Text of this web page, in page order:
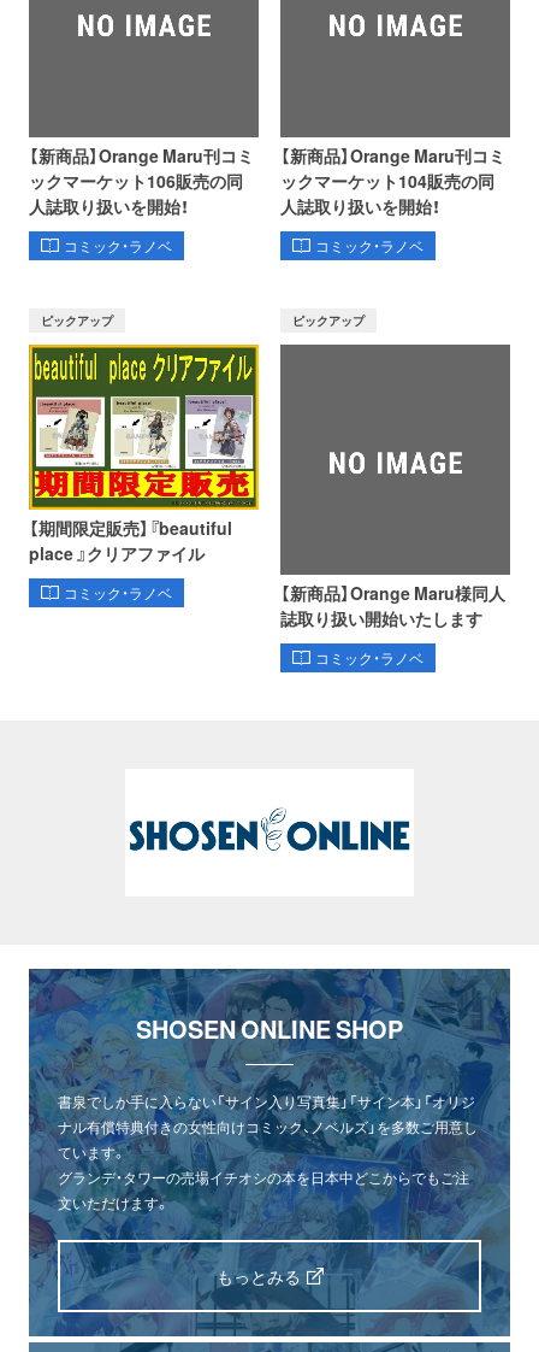
【新商品】Orange Maru刊コミ
ックマーケット106販売の同
人誌取り扱いを開始！
コミック・ラノベ
【新商品】Orange Maru刊コミ
ックマーケット104販売の同
人誌取り扱いを開始！
コミック・ラノベ
ピックアップ
【期間限定販売】『beautiful
place 』クリアファイル
コミック・ラノベ
ピックアップ
【新商品】Orange Maru様同人
誌取り扱い開始いたします
コミック・ラノベ
SHOSEN ONLINE SHOP
書泉でしか手に入らない「サイン入り写真集」「サイン本」「オリジ
ナル有償特典付きの女性向けコミック、ノベルズ」を多数ご用意し
ています。
グランデ・タワーの売場イチオシの本を日本中どこからでもご注
文いただけます。
もっとみる